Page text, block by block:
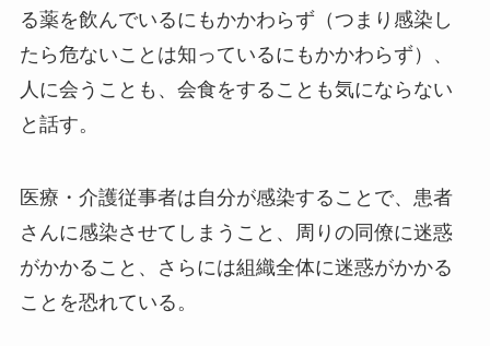
る薬を飲んでいるにもかかわらず（つまり感染し
たら危ないことは知っているにもかかわらず）、
人に会うことも、会食をすることも気にならない
と話す。
医療・介護従事者は自分が感染することで、患者
さんに感染させてしまうこと、周りの同僚に迷惑
がかかること、さらには組織全体に迷惑がかかる
ことを恐れている。